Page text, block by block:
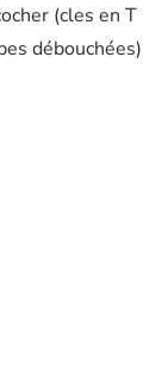
(cles en T
débouchées)